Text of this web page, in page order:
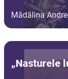
Mădălina
„Nasturele